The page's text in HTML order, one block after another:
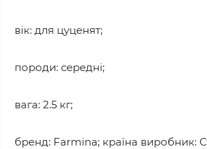
вік: для цуценят;
породи: середні;
вага: 2.5 кг;
бренд: Farmina; країна виробник: